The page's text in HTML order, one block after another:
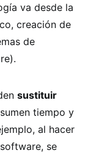
va desde la
creación de
de
sustituir
tiempo y
al hacer
se